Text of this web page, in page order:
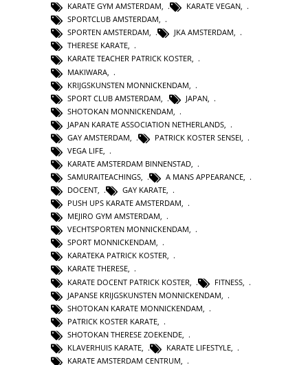
KARATE GYM AMSTERDAM, KARATE VEGAN,
SPORTCLUB AMSTERDAM,
SPORTEN AMSTERDAM, JKA AMSTERDAM,
THERESE KARATE,
KARATE TEACHER PATRICK KOSTER,
MAKIWARA
KRIJGSKUNSTEN MONNICKENDAM
SPORT CLUB AMSTERDAM
JAPAN
SHOTOKAN MONNICKENDAM
JAPAN KARATE ASSOCIATION NETHERLANDS
GAY AMSTERDAM
PATRICK KOSTER SENSEI
VEGA LIFE
KARATE AMSTERDAM BINNENSTAD
SAMURAITEACHINGS, A MANS APPEARANCE,
DOCENT, GAY KARATE,
PUSH UPS KARATE AMSTERDAM,
MEJIRO GYM AMSTERDAM,
VECHTSPORTEN MONNICKENDAM,
SPORT MONNICKENDAM,
KARATEKA PATRICK KOSTER,
KARATE THERESE,
KARATE DOCENT PATRICK KOSTER
FITNESS
JAPANSE KRIJGSKUNSTEN MONNICKENDAM
SHOTOKAN KARATE MONNICKENDAM
PATRICK KOSTER KARATE
SHOTOKAN THERESE ZOEKENDE
KLAVERHUIS KARATE
KARATE LIFESTYLE
KARATE AMSTERDAM CENTRUM